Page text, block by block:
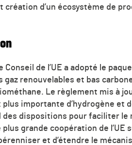
d’un écosystème de
de l’UE a adopté le
renouvelables et bas
Le règlement mis à
importante d’hydrogène et
dispositions pour faciliter le
grande coopération de l’UE
et d’étendre le